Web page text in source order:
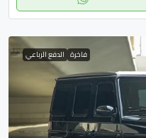
فاخرة الدفع الرباعي